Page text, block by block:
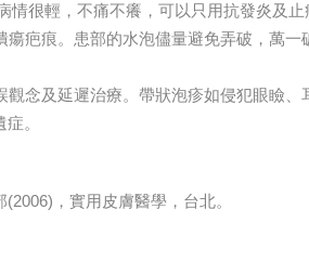
情很輕，不痛不癢，可以只用抗發炎及止
瘍疤痕。患部的水泡儘量避免弄破，萬
觀念及延遲治療。帶狀泡疹如侵犯眼瞼
。
，實用皮膚醫學，台北。